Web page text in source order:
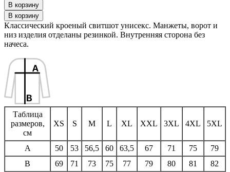
Классический кроеный свитшот унисекс. Манжеты, ворот и
низ изделия отделаны резинкой. Внутренняя сторона без
начеса.
Таблица
размеров,
см
XS S M L XL XXL 3XL 4XL 5XL
A 50 53 56,5 60 63,5 67 71 75
79
B
69 71 73 75 77 79 80 81 82